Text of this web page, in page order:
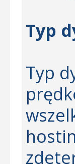
Typ
Typ